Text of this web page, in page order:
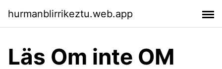
hurmanblirrikeztu.web.app
Läs Om inte OM